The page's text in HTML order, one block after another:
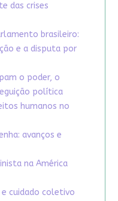
das crises
brasileiro:
e a disputa por
o poder, o
política
humanos no
avanços e
na América
cuidado coletivo